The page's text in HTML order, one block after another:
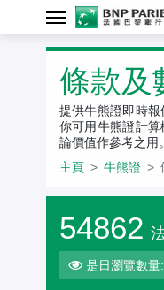
牛熊證
條款及
提供牛熊證即時報
你可用牛熊證計
論價值作參考之用。
主頁
牛熊證
54862
是日瀏覽數量: